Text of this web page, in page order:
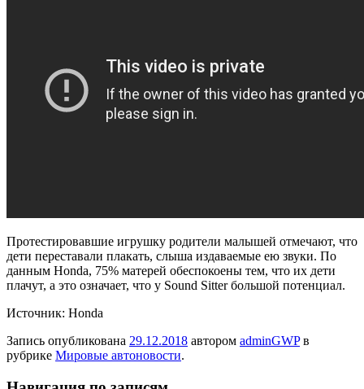
Протестировавшие игрушку родители малышей отмечают, что
дети переставали плакать, слыша издаваемые ею звуки. По
данным Honda, 75% матерей обеспокоены тем, что их дети
плачут, а это означает, что у Sound Sitter большой потенциал.
Источник: Honda
Запись опубликована 29.12.2018 автором adminGWPв
рубрике Мировые автоновости.